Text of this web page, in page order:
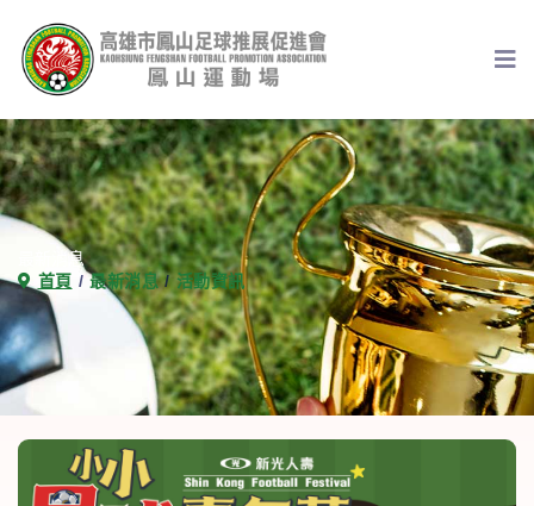
最新消息
首頁 最新消息 活動資訊